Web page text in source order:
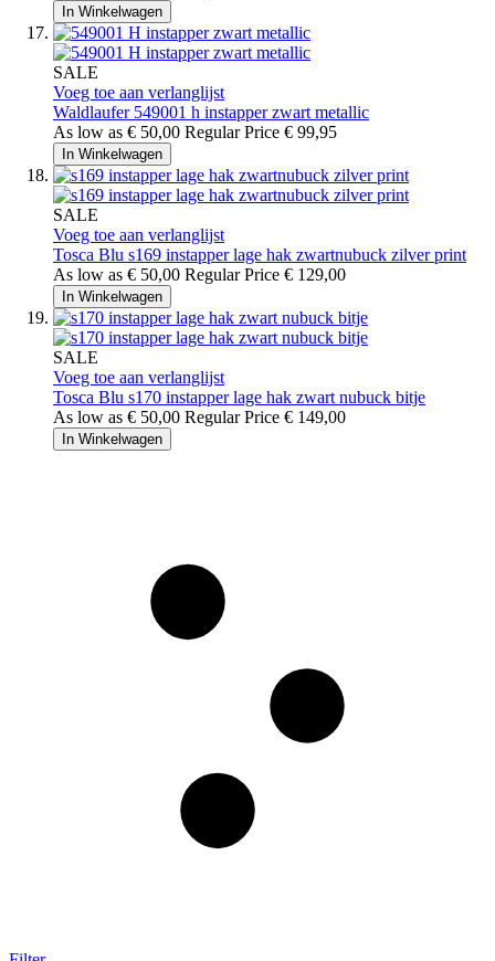
In Winkelwagen
SALE
Voeg toe aan verlanglijst
Waldlaufer549001 h instapper zwart metallic
As low as € 50,00 Regular Price € 99,95
In Winkelwagen
SALE
Voeg toe aan verlanglijst
Tosca Blu s169 instapper lage hak zwartnubuck zilver print
As low as € 50,00 Regular Price € 129,00
In Winkelwagen
SALE
Voeg toe aan verlanglijst
Tosca Blu s170 instapper lage hak zwart nubuck bitje
As low as € 50,00 Regular Price € 149,00
In Winkelwagen